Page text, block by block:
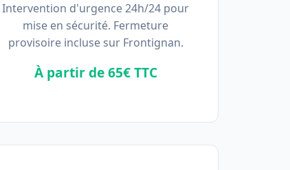
Intervention d'urgence 24h/24 pour
mise en sécurité. Fermeture
provisoire incluse sur Frontignan.
À partir de 65€ TTC